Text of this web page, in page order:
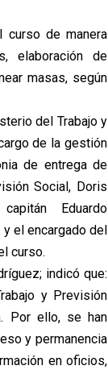
curso de manera
elaboración de
masas, según
del Trabajo y
de la gestión
de entrega de
Social, Doris
capitán Eduardo
el encargado del
curso.
indicó que:
y Previsión
Por ello, se han
y permanencia
en oficios,